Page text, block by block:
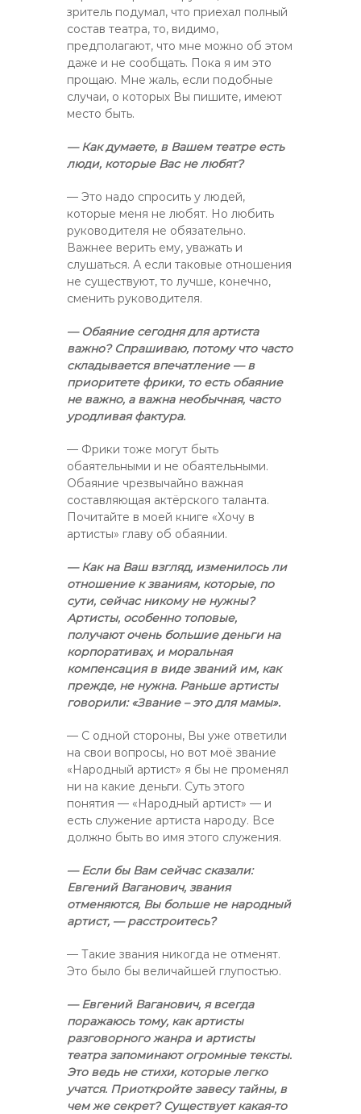
зритель подумал, что приехал полный
состав театра, то, видимо,
предполагают, что мне можно об этом
даже и не сообщать. Пока я им это
прощаю. Мне жаль, если подобные
случаи, о которых Вы пишите, имеют
место быть.
— Как думаете, в Вашем театре есть
люди, которые Вас не любят?
— Это надо спросить у людей,
которые меня не любят. Но любить
руководителя не обязательно.
Важнее верить ему, уважать и
слушаться. А если таковые отношения
не существуют, то лучше, конечно,
сменить руководителя.
— Обаяние сегодня для артиста
важно? Спрашиваю, потому что часто
складывается впечатление — в
приоритете фрики, то есть обаяние
не важно, а важна необычная, часто
уродливая фактура.
— Фрики тоже могут быть
обаятельными и не обаятельными.
Обаяние чрезвычайно важная
составляющая актёрского таланта.
Почитайте в моей книге «Хочу в
артисты» главу об обаянии.
— Как на Ваш взгляд, изменилось ли
отношение к званиям, которые, по
сути, сейчас никому не нужны?
Артисты, особенно топовые,
получают очень большие деньги на
корпоративах, и моральная
компенсация в виде званий им, как
прежде, не нужна. Раньше артисты
говорили: «Звание – это для мамы».
— С одной стороны, Вы уже ответили
на свои вопросы, но вот моё звание
«Народный артист» я бы не променял
ни на какие деньги. Суть этого
понятия — «Народный артист» — и
есть служение артиста народу. Все
должно быть во имя этого служения.
— Если бы Вам сейчас сказали:
Евгений Ваганович, звания
отменяются, Вы больше не народный
артист, — расстроитесь?
— Такие звания никогда не отменят.
Это было бы величайшей глупостью.
— Евгений Ваганович, я всегда
поражаюсь тому, как артисты
разговорного жанра и артисты
театра запоминают огромные тексты.
Это ведь не стихи, которые легко
учатся. Приоткройте завесу тайны, в
чем же секрет? Существует какая-то